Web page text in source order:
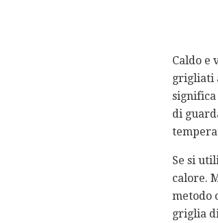
Caldo e
grigliati
significa
di
Se si
calore.
metodo
griglia